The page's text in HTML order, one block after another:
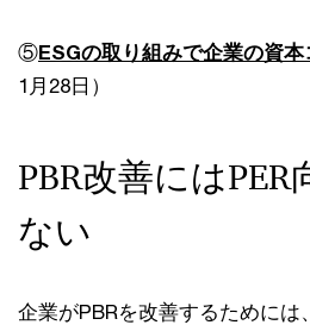
⑤ESGの取り組みで企業の資
1⽉28⽇）
PBR改善には
ない
企業がPBRを改善するためには